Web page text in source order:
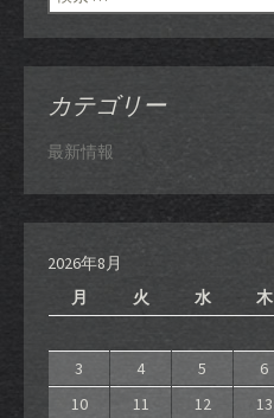
カテゴリー
最新情報
2026年8月
月
火 水 木
3
4 5 6
10
11 12 13